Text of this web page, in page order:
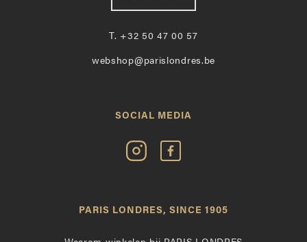
T. +32 50 47 00 57
webshop@parislondres.be
SOCIAL MEDIA
Volg
Paris
Instagram
Vind
op
PARIS LONDRES, SINCE 1905